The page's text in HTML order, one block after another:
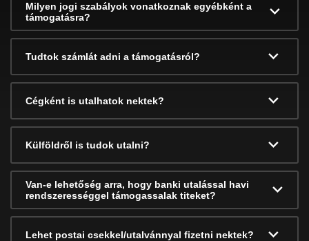
Milyen jogi szabályok vonatkoznak egyébként a
támogatásra?
Tudtok számlát adni a támogatásról?
Cégként is utalhatok nektek?
Külföldről is tudok utalni?
Van-e lehetőség arra, hogy banki utalással havi
rendszerességgel támogassalak titeket?
Lehet postai csekkel/utalvánnyal fizetni nektek?